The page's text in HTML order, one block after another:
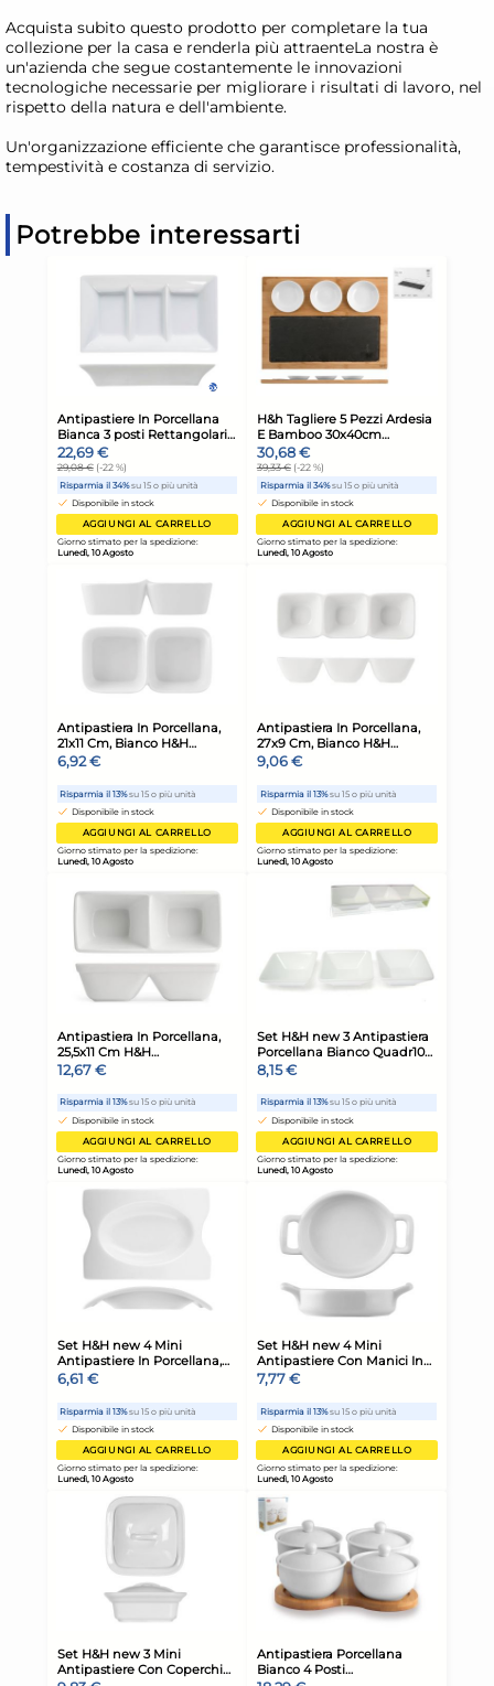
Acquista subito questo prodotto per completare la tua
collezione per la casa e renderla più attraenteLa nostra è
un'azienda che segue costantemente le innovazioni
tecnologiche necessarie per migliorare i risultati di lavoro, nel
rispetto della natura e dell'ambiente.
Un'organizzazione efficiente che garantisce professionalità,
tempestività e costanza di servizio.
Potrebbe interessarti